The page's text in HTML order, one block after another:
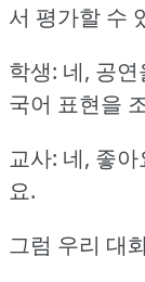
서 평가할 수
학생: 네, 공
국어 표현을
교사: 네, 좋아
요.
그럼 우리 대